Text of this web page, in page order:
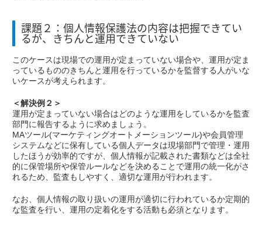
課題２：個人情報保護法の内容は把握できてい
るが、きちんと運用できていない
このケースは現場での運用が定まっていない場合や、運用が定ま
っているもののきちんと運用を行っているかを監督する人がいな
いケースが考えられます。
＜解決例２＞
運用が定まっていない場合はどのような運用をしているかを監査
部門に報告するように求めましょう。
MAツール(マーケティングオートメーションツール)や会員管理
システムなどに保有している個人データは現場部門で管理・運用
したほうが効率的ですが、個人情報が記載された書類などは全社
的に保管場所や保管ルールなどを決めることで運用の統一化がさ
れるため、監査もしやすく、適切な運用が行われます。
なお、個人情報の取り扱いの運用が適切に行われているか定期的
な監査を行い、運用の定着化をする活動も必須となります。